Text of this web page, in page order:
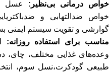
خواص درمانی بی‌نظیر: عسل
خواص ضدالتهابی و
گوارشی و تقویت سیستم ایمنی
مناسب برای استفاده روزانه:
وعده‌های غذایی مختلف، چای،
طبیعی گودکرت،نسل سوم،